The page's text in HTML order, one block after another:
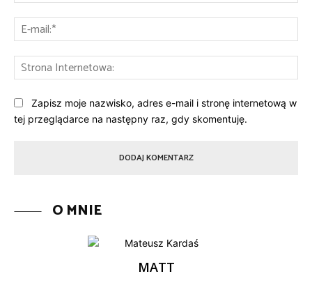
Zapisz moje nazwisko, adres e-mail i stronę internetową w
tej przeglądarce na następny raz, gdy skomentuję.
O MNIE
MATT